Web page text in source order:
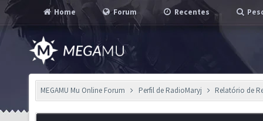
Home Forum Recentes
MEGAMU Mu Online Forum Perfil de RadioMaryj Relatório de